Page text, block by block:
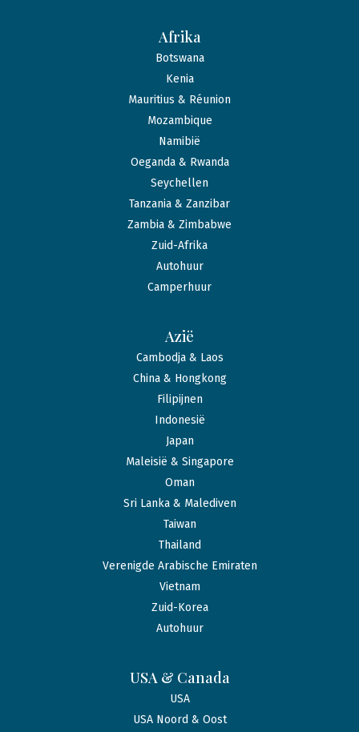
Afrika
Botswana
Kenia
Mauritius & Réunion
Mozambique
Namibië
Oeganda & Rwanda
Seychellen
Tanzania & Zanzibar
Zambia & Zimbabwe
Zuid-Afrika
Autohuur
Camperhuur
Azië
Cambodja & Laos
China & Hongkong
Filipijnen
Indonesië
Japan
Maleisië & Singapore
Oman
Sri Lanka & Malediven
Taiwan
Thailand
Verenigde Arabische Emiraten
Vietnam
Zuid-Korea
Autohuur
USA & Canada
USA
USA Noord & Oost